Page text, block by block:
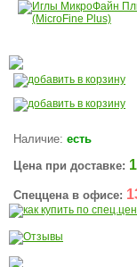
Наличие: есть
Цена при доставке:
Спеццена в офисе: